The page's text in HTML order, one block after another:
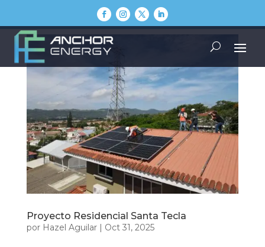
Proyecto Residencial Santa Tecla
por Hazel Aguilar| Oct 31, 2025